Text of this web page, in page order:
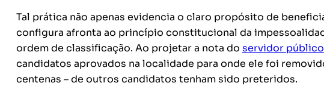
Tal prática não apenas evidencia o claro propósito de
configura afronta ao princípio constitucional da
ordem de classificação. Ao projetar a nota do servidor público
candidatos aprovados na localidade para onde ele foi
centenas – de outros candidatos tenham sido preteridos.